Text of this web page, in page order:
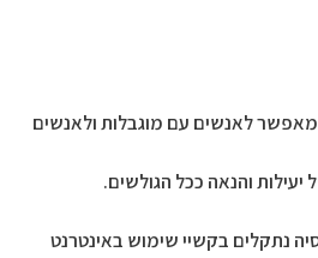
לאנשים עם מוגבלות ולאנשים
והנאה ככל הגולשים.
נתקלים בקשיי שימוש באינטרנט